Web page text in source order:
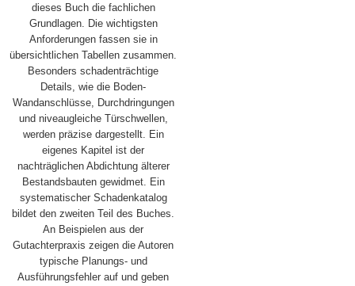
dieses Buch die fachlichen
Grundlagen. Die wichtigsten
Anforderungen fassen sie in
übersichtlichen Tabellen zusammen.
Besonders schadenträchtige
Details, wie die Boden-
Wandanschlüsse, Durchdringungen
und niveaugleiche Türschwellen,
werden präzise dargestellt. Ein
eigenes Kapitel ist der
nachträglichen Abdichtung älterer
Bestandsbauten gewidmet. Ein
systematischer Schadenkatalog
bildet den zweiten Teil des Buches.
An Beispielen aus der
Gutachterpraxis zeigen die Autoren
typische Planungs- und
Ausführungsfehler auf und geben